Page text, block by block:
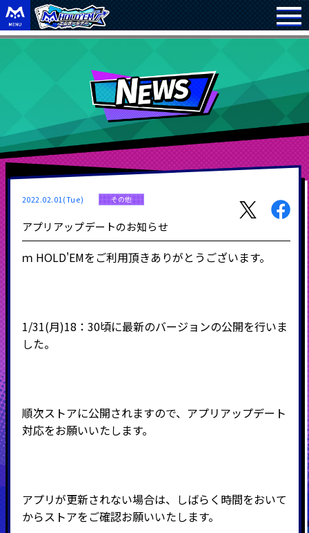
2022.02.01(Tue) その他
アプリアップデートのお知らせ
ｍ HOLD'EMをご利用頂きありがとうございます。
1/31(月)18：30頃に最新のバージョンの公開を行いま
した。
順次ストアに公開されますので、アプリアップデート
対応をお願いいたします。
アプリが更新されない場合は、しばらく時間をおいて
からストアをご確認お願いいたします。